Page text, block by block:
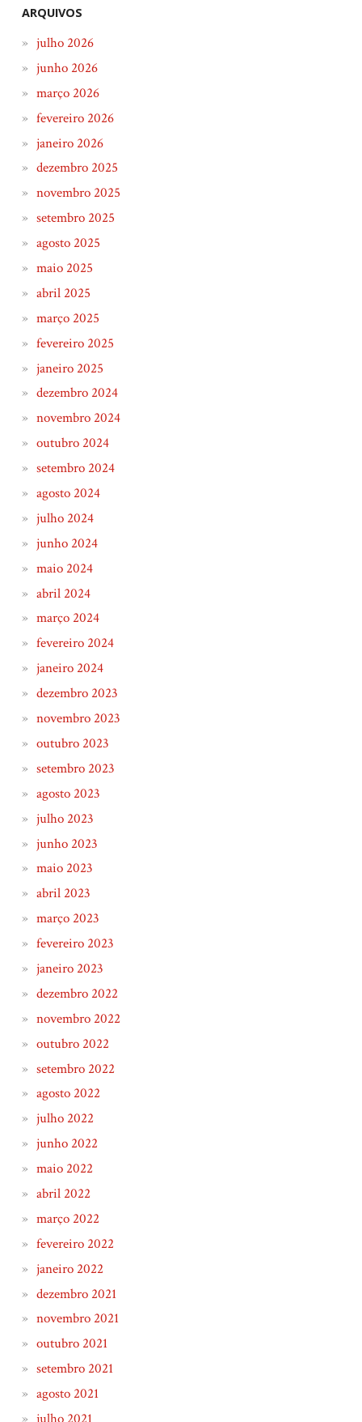
ARQUIVOS
julho 2026
junho 2026
março 2026
fevereiro 2026
janeiro 2026
dezembro 2025
novembro 2025
setembro 2025
agosto 2025
maio 2025
abril 2025
março 2025
fevereiro 2025
janeiro 2025
dezembro 2024
novembro 2024
outubro 2024
setembro 2024
agosto 2024
julho 2024
junho 2024
maio 2024
abril 2024
março 2024
fevereiro 2024
janeiro 2024
dezembro 2023
novembro 2023
outubro 2023
setembro 2023
agosto 2023
julho 2023
junho 2023
maio 2023
abril 2023
março 2023
fevereiro 2023
janeiro 2023
dezembro 2022
novembro 2022
outubro 2022
setembro 2022
agosto 2022
julho 2022
junho 2022
maio 2022
abril 2022
março 2022
fevereiro 2022
janeiro 2022
dezembro 2021
novembro 2021
outubro 2021
setembro 2021
agosto 2021